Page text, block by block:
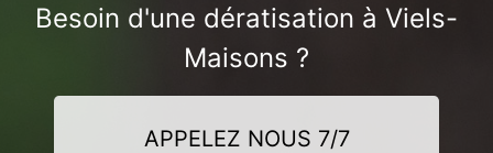
Besoin d'une dératisation à Viels-
Maisons ?
APPELEZ NOUS 7/7